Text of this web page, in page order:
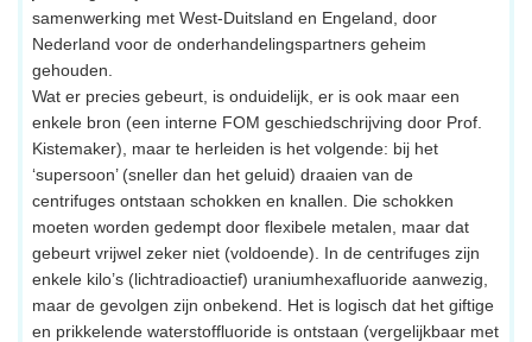
samenwerking met West-Duitsland en Engeland, door
Nederland voor de onderhandelingspartners geheim
gehouden.
Wat er precies gebeurt, is onduidelijk, er is ook maar een
enkele bron (een interne FOM geschiedschrijving door Prof.
Kistemaker), maar te herleiden is het volgende: bij het
‘supersoon’ (sneller dan het geluid) draaien van de
centrifuges ontstaan schokken en knallen. Die schokken
moeten worden gedempt door flexibele metalen, maar dat
gebeurt vrijwel zeker niet (voldoende). In de centrifuges zijn
enkele kilo’s (lichtradioactief) uraniumhexafluoride aanwezig,
maar de gevolgen zijn onbekend. Het is logisch dat het giftige
en prikkelende waterstoffluoride is ontstaan (vergelijkbaar met